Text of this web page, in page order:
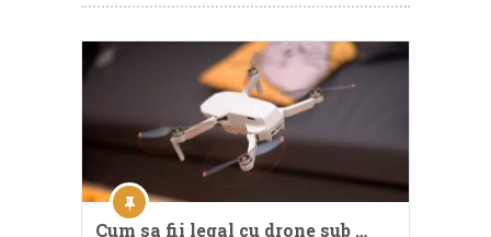
Cum sa fii legal cu drone sub …